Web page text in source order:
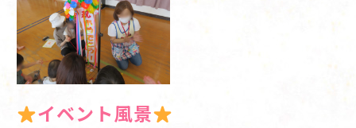
イベント風景